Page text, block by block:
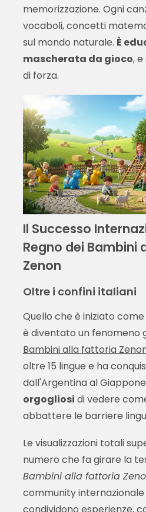
memorizzazione. Ogni
vocaboli, concetti
sul mondo naturale. È
mascherata da gioco,
di forza.
Il Successo
Regno dei Bambini
Zenon
Oltre i confini italiani
Quello che è iniziato
è diventato un fenomeno
Bambini alla fattoria
oltre 15 lingue e ha
dall'Argentina al
orgogliosi di vedere
abbattere le barriere
Le visualizzazioni totali
numero che fa girare la
Bambini alla fattoria
community
condividono esperienze,